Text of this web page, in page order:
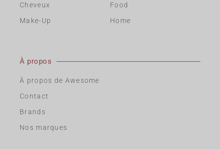
Cheveux
Make-Up
Food
Home
À propos
À propos de Awesome
Contact
Brands
Nos marques